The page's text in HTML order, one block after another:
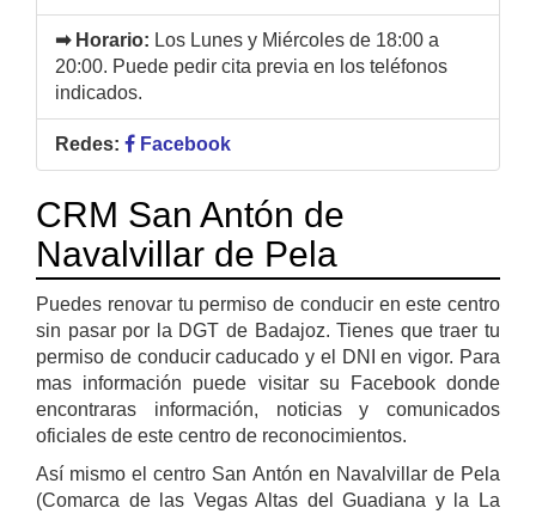
➡ Horario: Los Lunes y Miércoles de 18:00 a
20:00. Puede pedir cita previa en los teléfonos
indicados.
Redes: Facebook
CRM San Antón de
Navalvillar de Pela
Puedes renovar tu permiso de conducir en este centro
sin pasar por la DGT de Badajoz. Tienes que traer tu
permiso de conducir caducado y el DNI en vigor. Para
mas información puede visitar su Facebook donde
encontraras información, noticias y comunicados
oficiales de este centro de reconocimientos.
Así mismo el centro San Antón en Navalvillar de Pela
(Comarca de las Vegas Altas del Guadiana y la La